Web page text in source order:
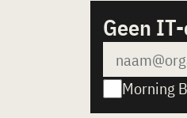
Geen
Morning